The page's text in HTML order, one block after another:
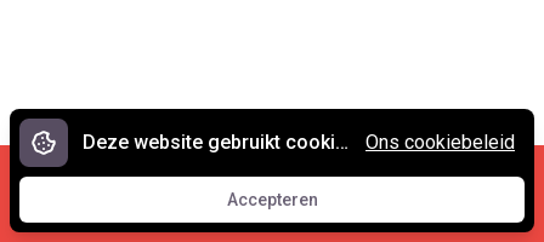
Cookies en privacy •
Contact
© 2007 - 2026 Spreekwoorden.nl
Deze website gebruikt cookies.
Accepteren
Accepteren
Ons cookiebeleid